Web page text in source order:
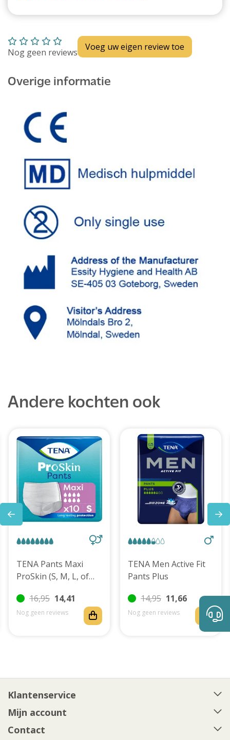
Nog geen reviews Voeg uw eigen review toe
Overige informatie
Andere kochten ook
TENA Pants Maxi
ProSkin (S, M, L, of
16,95 14,41
Nog geen reviews
TENA Men Active Fit
Pants Plus
14,95 11,66
Nog geen reviews
Klantenservice
Mijn account
Contact